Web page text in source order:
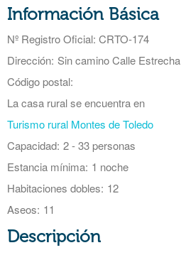
Información Básica
Nº Registro Oficial: CRTO-174
Dirección: Sin camino Calle Estrecha
Código postal:
La casa rural se encuentra en
Turismo rural Montes de Toledo
Capacidad: 2 - 33 personas
Estancia mínima: 1 noche
Habitaciones dobles: 12
Aseos: 11
Descripción